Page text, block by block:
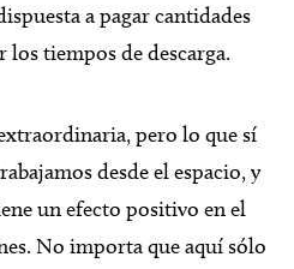
a pagar cantidades
tiempos de descarga.
pero lo que sí
desde el espacio, y
un efecto positivo en el
No importa que aquí sólo